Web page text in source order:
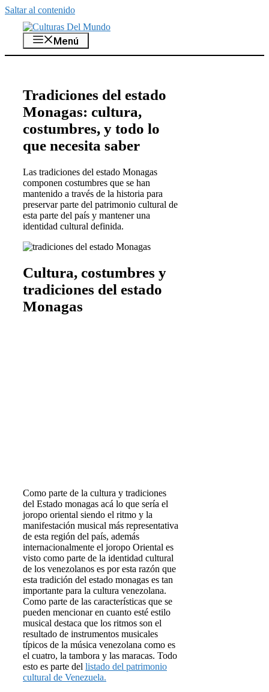
Saltar al contenido
Menú
Tradiciones del estado
Monagas: cultura,
costumbres, y todo lo
que necesita saber
Las tradiciones del estado Monagas
componen costumbres que se han
mantenido a través de la historia para
preservar parte del patrimonio cultural de
esta parte del país y mantener una
identidad cultural definida.
Cultura, costumbres y
tradiciones del estado
Monagas
Como parte de la cultura y tradiciones
del Estado monagas acá lo que sería el
joropo oriental siendo el ritmo y la
manifestación musical más representativa
de esta región del país, además
internacionalmente el joropo Oriental es
visto como parte de la identidad cultural
de los venezolanos es por esta razón que
esta tradición del estado monagas es tan
importante para la cultura venezolana.
Como parte de las características que se
pueden mencionar en cuanto esté estilo
musical destaca que los ritmos son el
resultado de instrumentos musicales
típicos de la música venezolana como es
el cuatro, la tambora y las maracas. Todo
esto es parte del listado del patrimonio
cultural de Venezuela.